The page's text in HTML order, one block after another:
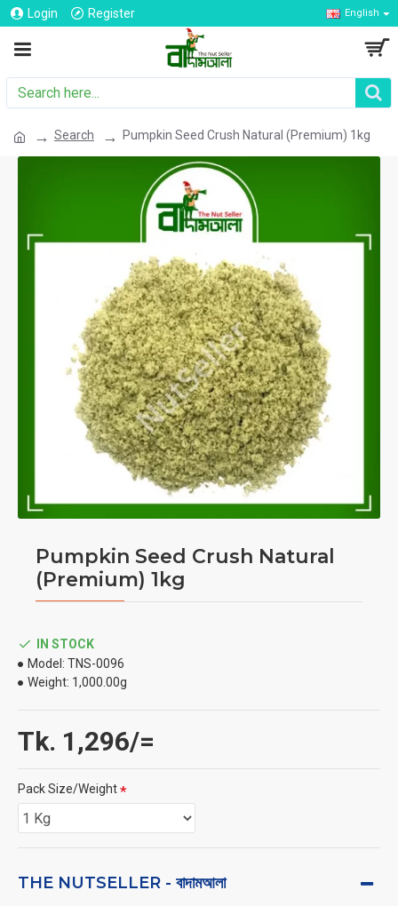
Login Register English
Search Pumpkin Seed Crush Natural (Premium) 1kg
Pumpkin Seed Crush Natural
(Premium) 1kg
Tk. 1,296/=
IN STOCK
Model: TNS-0096
Weight: 1,000.00g
Pack Size/Weight
THE NUTSELLER - বাদামআলা